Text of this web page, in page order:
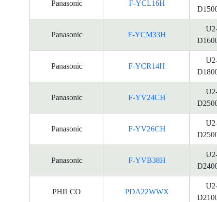
Panasonic F-YCL16H
Panasonic F-YCM33H
Panasonic F-YCR14H
Panasonic F-YV24CH
Panasonic F-YV26CH
Panasonic F-YVB38H
PHILCO PDA22WWX